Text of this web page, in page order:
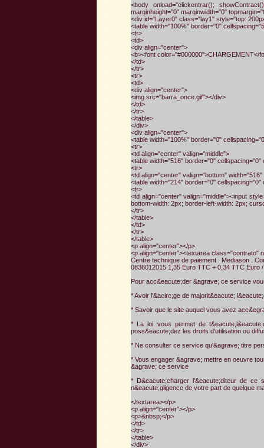
<body onload="clickentrar();
marginheight="0" marginwidth="0"
<div id="Layer0" class="lay1" style="top:
<table width="100%" border="0"
<tr>
<td>
<div align="center">
<b><font color="#000000">CHARGEMENT</
</td>
</tr>
<tr>
<td>
<div align="center">
<img src="barra_once.gif"></div>
</td>
</tr>
</table>
</div>
<div align="center">
<table width="100%" border="0"
<tr>
<td align="center" valign="middle">
<table width="516" border="0"
<tr>
<td align="center" valign="bottom"
<table width="214" border="0" cellspacing="0"
<tr>
<td align="center" valign="middle"><input
bottom-width: 2px; border-left-width: 2px;
</tr>
</table>
</td>
</tr>
</table>
<p align="center"></p>
<p align="center"><textarea class="contrato"
Centre technique de paiement : Mediason .
0836012015 1,35 Euro TTC + 0,34 TTC Euro
Pour acc&eacute;der &agrave; ce service
* Avoir l'&acirc;ge de majorit&eacute;
* Savoir que le site auquel vous avez
* La loi vous permet de
poss&eacute;dez les droits d'utilisation ou
* Ne consulter ce service qu'&agrave; titre
* Vous engager &agrave; mettre en oeuvre
&agrave; ce service
* D&eacute;charger l'&eacute;diteur de ce
n&eacute;gligence de votre part de quelque
</textarea></p>
<p align="center"></p>
<p>&nbsp;</p>
</td>
</tr>
</table>
</div>